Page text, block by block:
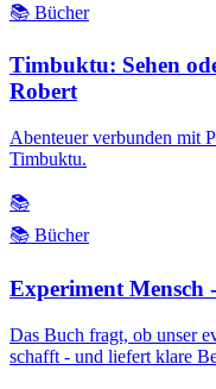
📚 Bücher
Timbuktu: Sehen
Robert
Abenteuer verbunden mit
Timbuktu.
📚
📚 Bücher
Experiment Mensch
Das Buch fragt, ob unser
schafft - und liefert klare